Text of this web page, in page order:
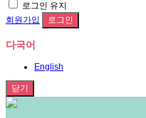
로그인 유지
회원가입
다국어
English
닫기